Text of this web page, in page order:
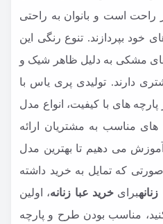
راحت است و بانوان به راحتی
خود بپردازند. تنوع رنگی این
مشکی به دلیل ظاهر شیک و
دارند. تولیدی پری یاس با
های با کیفیت، انواع مدل
های مناسب به مشتریان ارائه
می دهیم تا بهترین مدل
صورتی که تمایل به خرید داشته
برای خرید عبا زنانه، اولین
مناسب بودن طرح و پارچه